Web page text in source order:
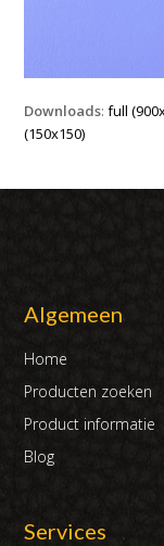
Downloads:full
(150x150)
Algemeen
Home
Producten zoeken
Product informatie
Blog
Services